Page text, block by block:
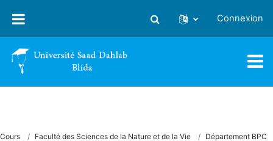
Activer/désactiver la saisie
Connexion
Cours Faculté des Sciences de la Nature et de la Vie
Département BPC